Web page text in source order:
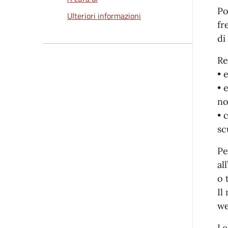
Ulteriori informazioni
di
•
•
•
o
Il